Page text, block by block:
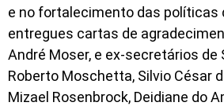
e no fortalecimento das políticas
entregues cartas de
André Moser, e ex-secretários de
Roberto Moschetta, Silvio César
Mizael Rosenbrock, Deidiane do